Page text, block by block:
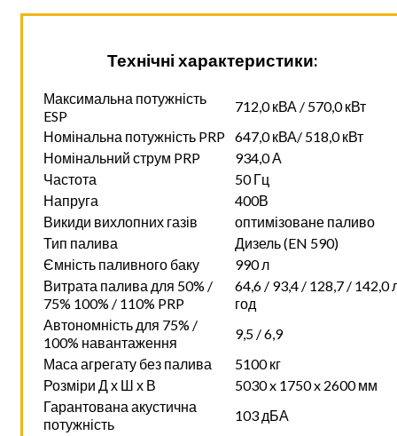
Технічні характеристики:
Максимальна потужність
ESP
712,0 кВА / 570,0 кВт
Номінальна потужність PRP 647,0 кВА/ 518,0 кВт
Номінальний струм PRP
934,0 А
Частота
50 Гц
Напруга
400В
Викиди вихлопних газів
оптимізоване паливо
Тип палива
Дизель (EN 590)
Ємність паливного баку
990 л
Витрата палива для 50% /
75% 100% / 110% PRP
64,6 / 93,4 / 128,7 / 142,0
год
Автономність для 75% /
100% навантаження
9,5 / 6,9
Маса агрегату без палива
5100 кг
Розміри Д х Ш х В
5030 x 1750 x 2600 мм
Гарантована акустична
потужність
103 дБА